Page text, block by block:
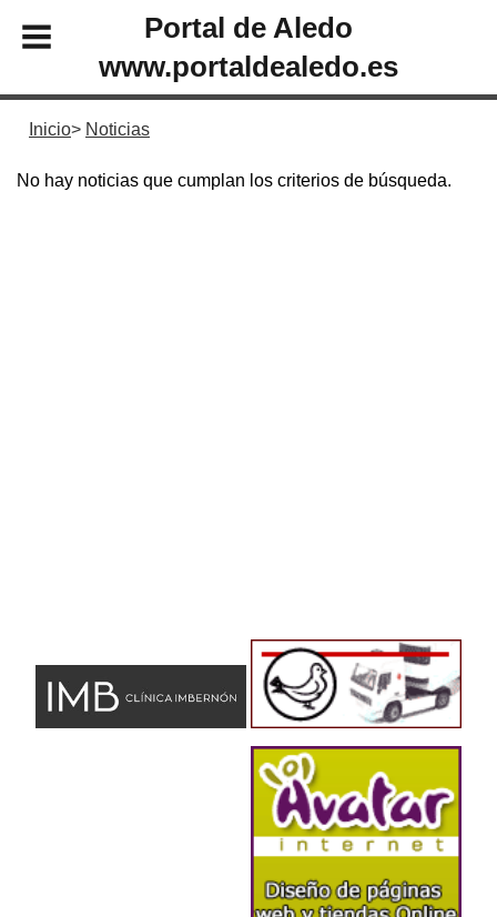
Portal de Aledo
www.portaldealedo.es
Inicio Noticias
No hay noticias que cumplan los criterios de búsqueda.